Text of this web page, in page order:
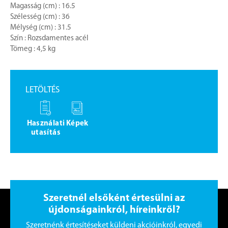
Magasság (cm) : 16.5
Szélesség (cm) : 36
Mélység (cm) : 31.5
Szín : Rozsdamentes acél
Tömeg : 4,5 kg
LETÖLTÉS
Használati
utasítás
Képek
Szeretnél elsőként értesülni az
újdonságainkról, híreinkről?
Szeretnénk értesítéseket küldeni akcióinkról, egyedi